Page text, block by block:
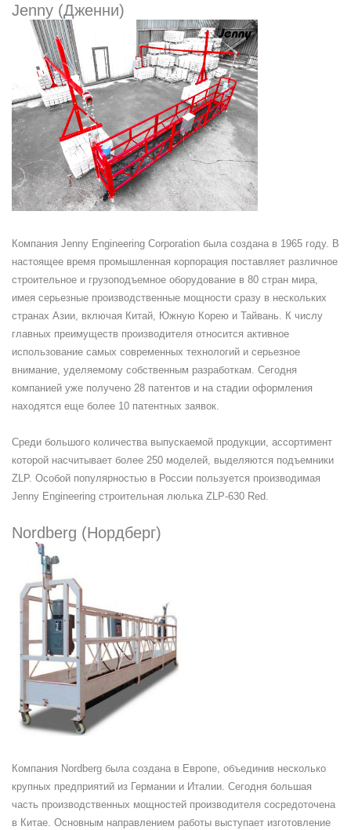
Jenny (Дженни)
Компания Jenny Engineering Corporation была создана в 1965 году. В
настоящее время промышленная корпорация поставляет различное
строительное и грузоподъемное оборудование в 80 стран мира,
имея серьезные производственные мощности сразу в нескольких
странах Азии, включая Китай, Южную Корею и Тайвань. К числу
главных преимуществ производителя относится активное
использование самых современных технологий и серьезное
внимание, уделяемому собственным разработкам. Сегодня
компанией уже получено 28 патентов и на стадии оформления
находятся еще более 10 патентных заявок.
Среди большого количества выпускаемой продукции, ассортимент
которой насчитывает более 250 моделей, выделяются подъемники
ZLP. Особой популярностью в России пользуется производимая
Jenny Engineering строительная люлька ZLP-630 Red.
Nordberg (Нордберг)
Компания Nordberg была создана в Европе, объединив несколько
крупных предприятий из Германии и Италии. Сегодня большая
часть производственных мощностей производителя сосредоточена
в Китае. Основным направлением работы выступает изготовление